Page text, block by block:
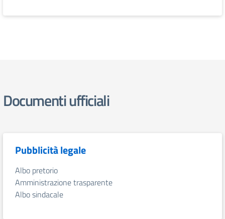
Documenti ufficiali
Pubblicità legale
Albo pretorio
Amministrazione trasparente
Albo sindacale